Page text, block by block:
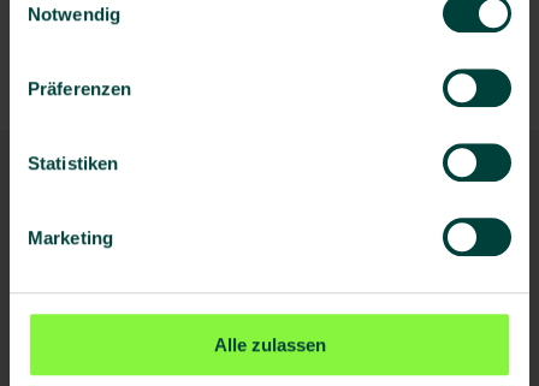
Notwendig
Präferenzen
Statistiken
Marketing
Alle zulassen